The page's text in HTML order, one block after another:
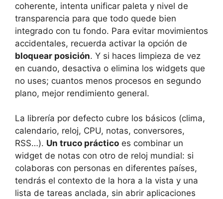
coherente, intenta unificar paleta y nivel de
transparencia para que todo quede bien
integrado con tu fondo. Para evitar movimientos
accidentales, recuerda activar la opción de
bloquear posición. Y si haces limpieza de vez
en cuando, desactiva o elimina los widgets que
no uses; cuantos menos procesos en segundo
plano, mejor rendimiento general.
La librería por defecto cubre los básicos (clima,
calendario, reloj, CPU, notas, conversores,
RSS…). Un truco práctico es combinar un
widget de notas con otro de reloj mundial: si
colaboras con personas en diferentes países,
tendrás el contexto de la hora a la vista y una
lista de tareas anclada, sin abrir aplicaciones